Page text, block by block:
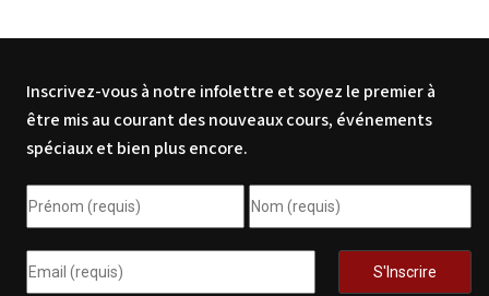
Inscrivez-vous à notre infolettre et soyez le premier à
être mis au courant des nouveaux cours, événements
spéciaux et bien plus encore.